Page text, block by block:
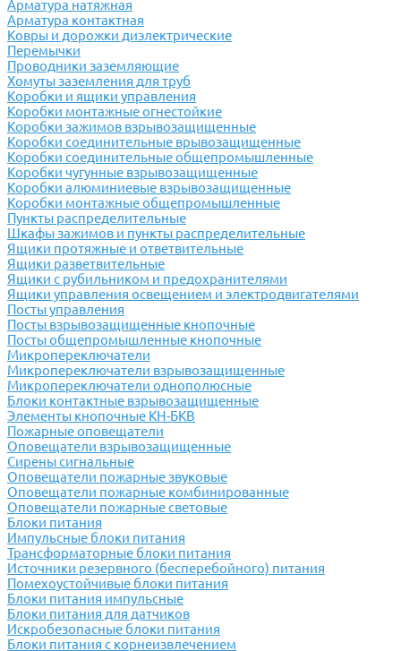
Арматура натяжная
Арматура контактная
Ковры и дорожки диэлектрические
Перемычки
Проводники заземляющие
Хомуты заземления для труб
Коробки и ящики управления
Коробки монтажные огнестойкие
Коробки зажимов взрывозащищенные
Коробки соединительные врывозащищенные
Коробки соединительные общепромышленные
Коробки чугунные взрывозащищенные
Коробки алюминиевые взрывозащищенные
Коробки монтажные общепромышленные
Пункты распределительные
Шкафы зажимов и пункты распределительные
Ящики протяжные и ответвительные
Ящики разветвительные
Ящики с рубильником и предохранителями
Ящики управления освещением и электродвигателями
Посты управления
Посты взрывозащищенные кнопочные
Посты общепромышленные кнопочные
Микропереключатели
Микропереключатели взрывозащищенные
Микропереключатели однополюсные
Блоки контактные взрывозащищенные
Элементы кнопочные КН-БКВ
Пожарные оповещатели
Оповещатели взрывозащищенные
Сирены сигнальные
Оповещатели пожарные звуковые
Оповещатели пожарные комбинированные
Оповещатели пожарные световые
Блоки питания
Импульсные блоки питания
Трансформаторные блоки питания
Источники резервного (бесперебойного) питания
Помехоустойчивые блоки питания
Блоки питания импульсные
Блоки питания для датчиков
Искробезопасные блоки питания
Блоки питания с корнеизвлечением